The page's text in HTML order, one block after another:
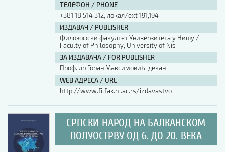
ТЕЛЕФОН / PHONE
+381 18 514 312, локал/ext 191,194
ИЗДАВАЧ / PUBLISHER
Филозофски факултет Универзитета у Нишу /
Faculty of Philosophy, University of Nis
ЗА ИЗДАВАЧА / FOR PUBLISHER
Проф. др Горан Максимовић, декан
WEB АДРЕСА / URL
http://www.filfak.ni.ac.rs/izdavastvo
СРПСКИ НАРОД НА БАЛКАНСКОМ
ПОЛУОСТРВУ ОД 6. ДО 20. ВЕКА